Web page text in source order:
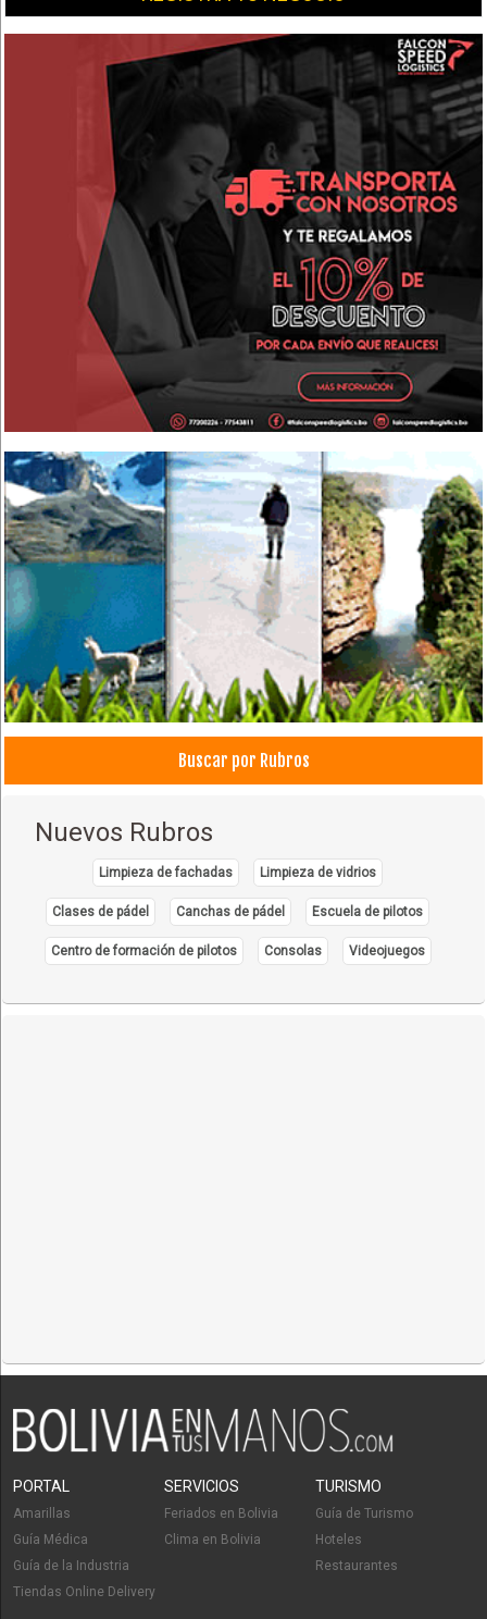
Buscar por Rubros
Nuevos Rubros
Limpieza de fachadas Limpieza de vidrios
Clases de pádel Canchas de pádel Escuela de pilotos
Centro de formación de pilotos Consolas Videojuegos
PORTAL
Amarillas
Guía Médica
Guía de la Industria
Tiendas Online Delivery
SERVICIOS
Feriados en Bolivia
Clima en Bolivia
TURISMO
Guía de Turismo
Hoteles
Restaurantes